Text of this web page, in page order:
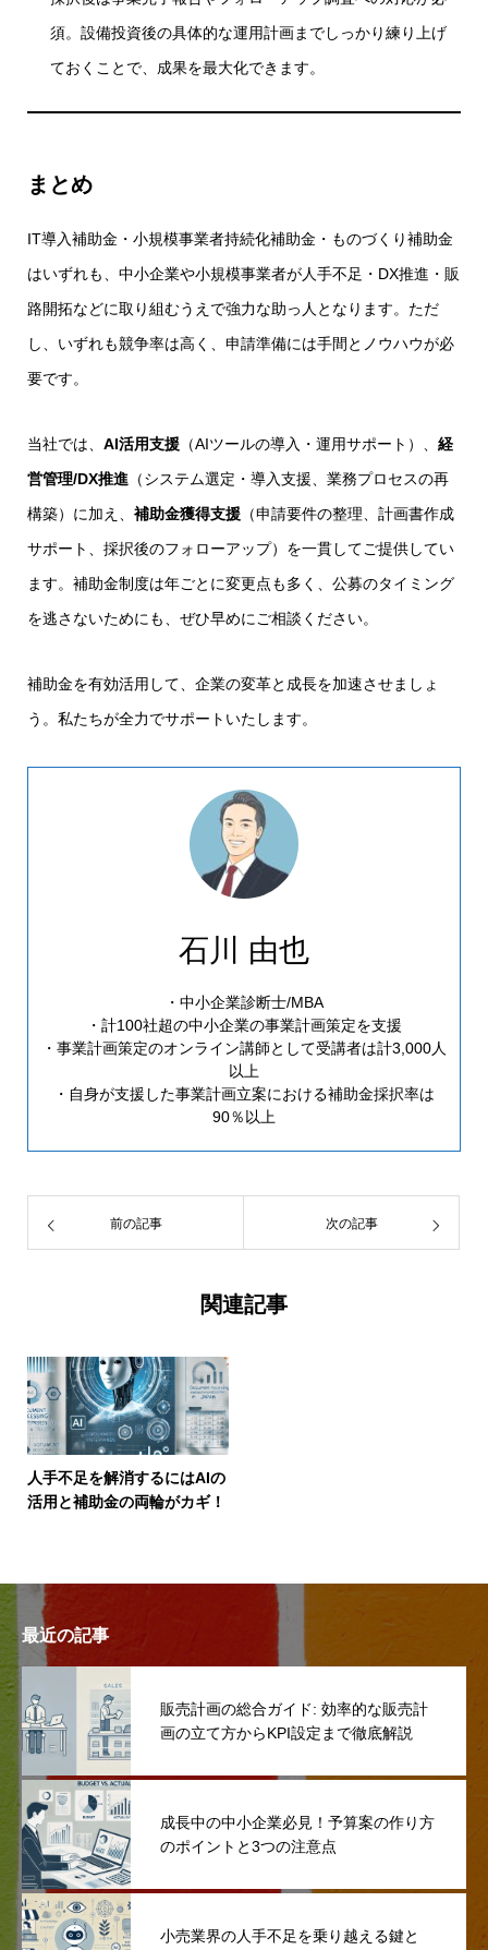
須。設備投資後の具体的な運用計画までしっかり練り上げ
ておくことで、成果を最大化できます。
まとめ
IT導入補助金・小規模事業者持続化補助金・ものづくり補助金
はいずれも、中小企業や小規模事業者が人手不足・DX推進・販
路開拓などに取り組むうえで強力な助っ人となります。ただ
し、いずれも競争率は高く、申請準備には手間とノウハウが必
要です。
当社では、 AI活用支援 （AIツールの導入・運用サポート）、 経
営管理/DX推進 （システム選定・導入支援、業務プロセスの再
構築）に加え、 補助金獲得支援 （申請要件の整理、計画書作成
サポート、採択後のフォローアップ）を一貫してご提供してい
ます。補助金制度は年ごとに変更点も多く、公募のタイミング
を逃さないためにも、ぜひ早めにご相談ください。
補助金を有効活用して、企業の変革と成長を加速させましょ
う。私たちが全力でサポートいたします。
石川 由也
・中小企業診断士/MBA
・計100社超の中小企業の事業計画策定を支援
・事業計画策定のオンライン講師として受講者は計3,000人
以上
・自身が支援した事業計画立案における補助金採択率は
90％以上
前の記事 次の記事
関連記事
人手不足を解消するにはAIの
活用と補助金の両輪がカギ！
最近の記事
販売計画の総合ガイド: 効率的な販売計
画の立て方からKPI設定まで徹底解説
成長中の中小企業必見！予算案の作り方
のポイントと3つの注意点
小売業界の人手不足を乗り越える鍵と